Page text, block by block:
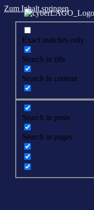
Zum Inhalt springen
Exact matches only
Search in title
Search in content
Search in posts
Search in pages